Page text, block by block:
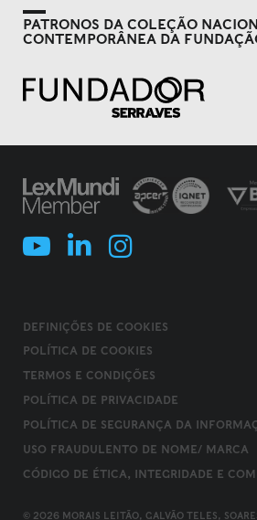
PATRONOS DA COLEÇÃO
CONTEMPORÂNEA DA
DEFINIÇÕES DE COOKIES
POLÍTICA DE COOKIES
TERMOS E CONDIÇÕES
POLÍTICA DE PRIVACIDADE
POLÍTICA DE SEGURANÇA DA
USO FRAUDULENTO DE NOME/ MARCA
CÓDIGO DE ÉTICA, INTEGRIDADE E
© 2026 MORAIS LEITÃO, GALVÃO TELES,